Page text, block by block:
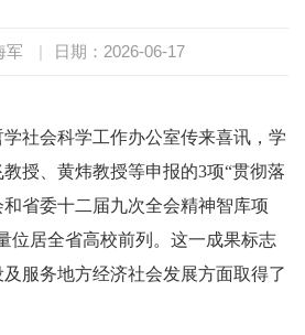
军 | 日期：2026-06-17
社会科学工作办公室传来喜讯，学
授、黄炜教授等申报的3项“贯彻落
省委十二届九次全会精神智库项
位居全省高校前列。这一成果标志
服务地方经济社会发展方面取得了